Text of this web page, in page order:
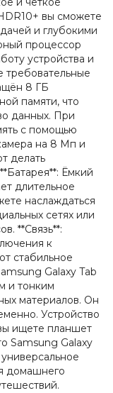
вы сможете
и глубокими
процессор
устройства и
требовательные
8 ГБ
памяти, что
данных. При
с помощью
на 8 Мп и
делать
Ёмкий
длительное
наслаждаться
сетях или
**Связь**:
к
стабильное
Galaxy Tab
и тонким
материалов. Он
Устройство
ищете планшет
Samsung Galaxy
домашнего